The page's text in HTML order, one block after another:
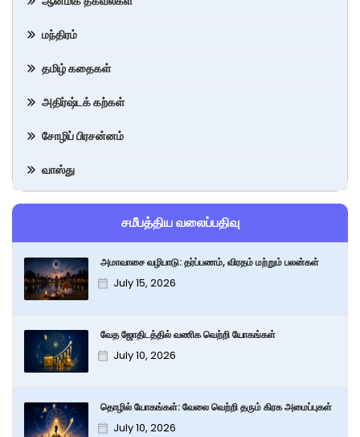
மந்திரம்
தமிழ் கதைகள்
அதிர்ஷ்டக் கற்கள்
சோழிப் பிரசன்னம்
வாஸ்து
சமீபத்திய வலைப்பதிவு
அமாவாசை வழிபாடு: தர்ப்பணம், விரதம் மற்றும் பலன்கள்
July 15, 2026
வேத ஜோதிடத்தில் வணிக வெற்றி யோகங்கள்
July 10, 2026
தொழில் யோகங்கள்: வேலை வெற்றி தரும் கிரக அமைப்புகள்
July 10, 2026